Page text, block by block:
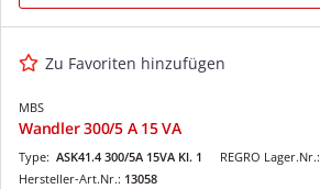
Zu Favoriten hinzufügen
MBS
Wandler 300/5 A 15 VA
REGRO Lager.Nr.:
Type: ASK41.4 300/5A 15VA Kl. 1
Hersteller-Art.Nr.: 13058